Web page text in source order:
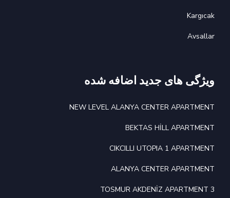
Kargıcak
Avsallar
ویژگی های جدید اضافه شده
NEW LEVEL ALANYA CENTER APARTMENT
BEKTAS HİLL APARTMENT
CIKCILLI UTOPIA 1 APARTMENT
ALANYA CENTER APARTMENT
TOSMUR AKDENİZ APARTMENT 3